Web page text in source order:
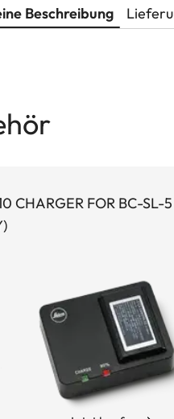
Beschreibung
CHARGER FOR BC-SL-